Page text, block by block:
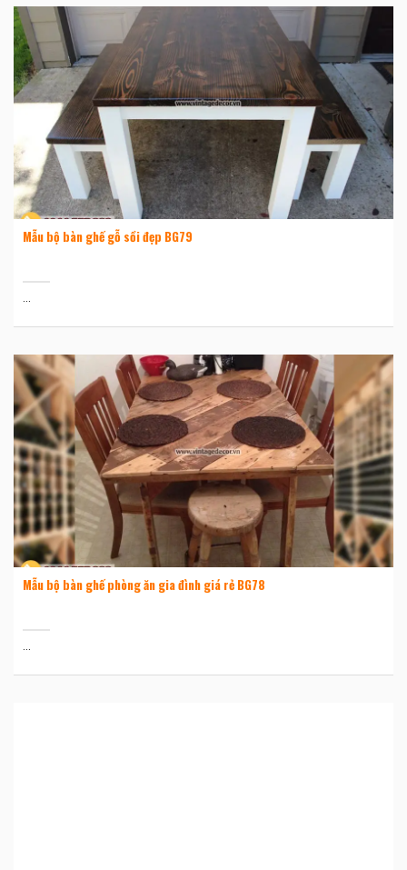
Mẫu bộ bàn ghế gỗ sồi đẹp BG79
...
Mẫu bộ bàn ghế phòng ăn gia đình giá rẻ BG78
...